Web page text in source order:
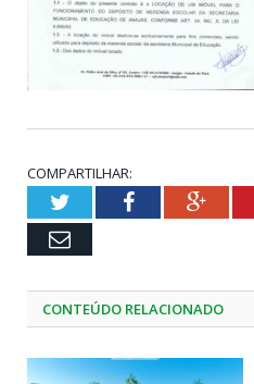
COMPARTILHAR:
TwitterFacebook
Email
CONTEÚDO RELACIONADO